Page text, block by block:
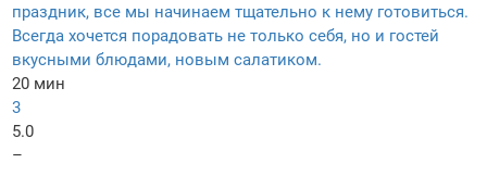
праздник, все мы начинаем тщательно к нему готовиться.
Всегда хочется порадовать не только себя, но и гостей
вкусными блюдами, новым салатиком.
20 мин
3
5.0
–